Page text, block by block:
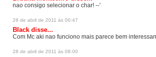
nao consigo selecionar o char! --'
28 de abril de 2011 às 00:47
Black disse...
Com Mc aki nao funciono mais parece bem
28 de abril de 2011 às 08:00